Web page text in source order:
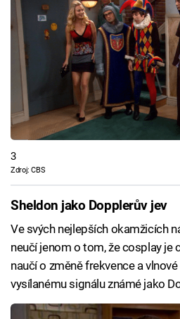
3
Zdroj: CBS
Sheldon jako Dopplerův jev
Ve svých nejlepších okamžicích
neučí jenom o tom, že cosplay je
naučí o změně frekvence a
vysílanému signálu známé jako